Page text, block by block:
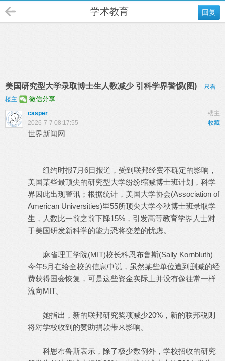
回复
学术教育
美国研究型大学录取博士生人数减少 引科学界警惕(图)
只看
楼主
微信分享
楼主
casper
收藏
2026-7-7 08:17:55
世界新闻网
纽约时报7月6日报道，受到联邦经费不确定的影响，
美国某些最顶尖的研究型大学纷纷缩减博士班计划，科学
界因此出现警讯；根据统计，美国大学协会(Association of
American Universities)里55所顶尖大学今秋博士班录取学
生，人数比一前之前下降15%，引发高等教育学界人士对
于美国研发新科学的能力恐将变差的忧虑。
麻省理工学院(MIT)校长科恩布鲁斯(Sally Kornbluth)
今年5月在给全校的信息中说，虽然某些单位遭到删减的经
费获得国会恢复，可是这些资金实际上并没有像往常一样
流向MIT。
她指出，新的联邦研究奖项减少20%，新的联邦税则
将对学校收到的赞助捐款带来影响。
科恩布鲁斯表示，除了极少数例外，学校招收的研究